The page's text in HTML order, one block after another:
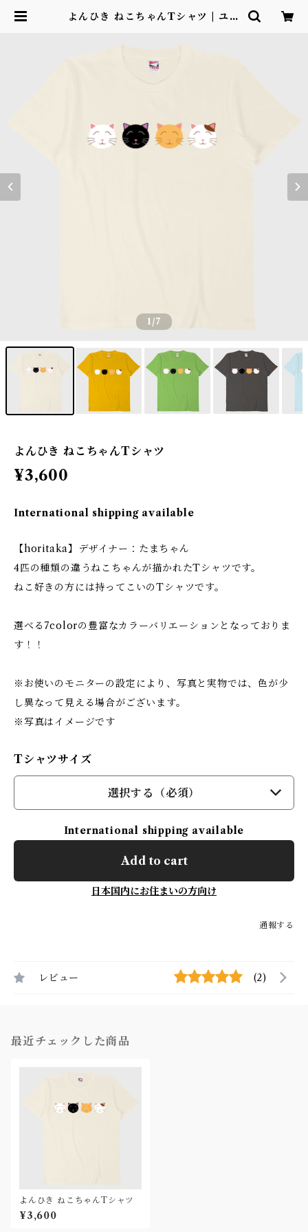
よんひき ねこちゃんTシャツ | ユメ
1 /7
よんひき ねこちゃんTシャツ
¥3,600
International shipping available
【horitaka】デザイナー：たまちゃん
4匹の種類の違うねこちゃんが描かれたTシャツです。
ねこ好きの方には持ってこいのTシャツです。
選べる7colorの豊富なカラーバリエーションとなっておりま
す！！
※お使いのモニターの設定により、写真と実物では、色が少
し異なって見える場合がございます。
※写真はイメージです
Tシャツサイズ
選択する（必須）
International shipping available
Add to cart
日本国内にお住まいの方向け
通報する
レビュー (2)
最近チェックした商品
よんひき ねこちゃんTシャツ
¥3,600